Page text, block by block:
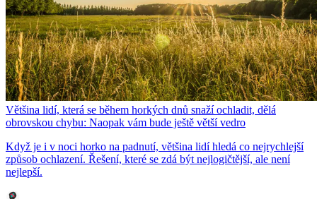
Většina lidí, která se během horkých dnů snaží ochladit, dělá
obrovskou chybu: Naopak vám bude ještě větší vedro
Když je i v noci horko na padnutí, většina lidí hledá co nejrychlejší
způsob ochlazení. Řešení, které se zdá být nejlogičtější, ale není
nejlepší.